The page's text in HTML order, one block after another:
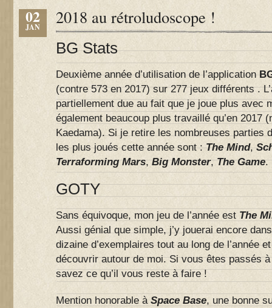
02
JAN 2018 au rétroludoscope !
BG Stats
Deuxième année d’utilisation de l’application
(contre 573 en 2017) sur 277 jeux différents .
partiellement due au fait que je joue plus avec
également beaucoup plus travaillé qu’en 2017
Kaedama). Si je retire les nombreuses parties
les plus joués cette année sont :The Mind,
Terraforming Mars,Big Monster,The Game.
GOTY
Sans équivoque, mon jeu de l’année est The
Aussi génial que simple, j’y jouerai encore
dizaine d’exemplaires tout au long de l’année
découvrir autour de moi. Si vous êtes passés
savez ce qu’il vous reste à faire !
Mention honorable à Space Base, une bonne